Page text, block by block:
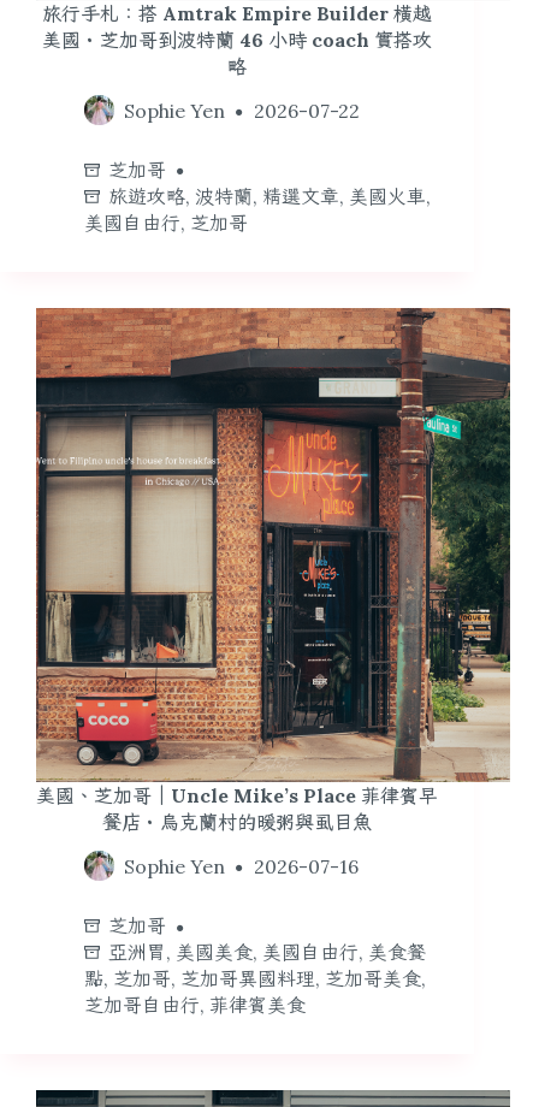
旅行手札：搭 Amtrak Empire Builder 橫越
美國・芝加哥到波特蘭 46 小時 coach 實搭攻
略
Sophie Yen
2026-07-22
芝加哥
旅遊攻略, 波特蘭, 精選文章, 美國火車,
美國自由行, 芝加哥
美國、芝加哥｜Uncle Mike’s Place 菲律賓早
餐店・烏克蘭村的暖粥與虱目魚
Sophie Yen
2026-07-16
芝加哥
亞洲胃 , 美國美食, 美國自由行, 美食餐
點, 芝加哥, 芝加哥異國料理, 芝加哥美食,
芝加哥自由行, 菲律賓美食